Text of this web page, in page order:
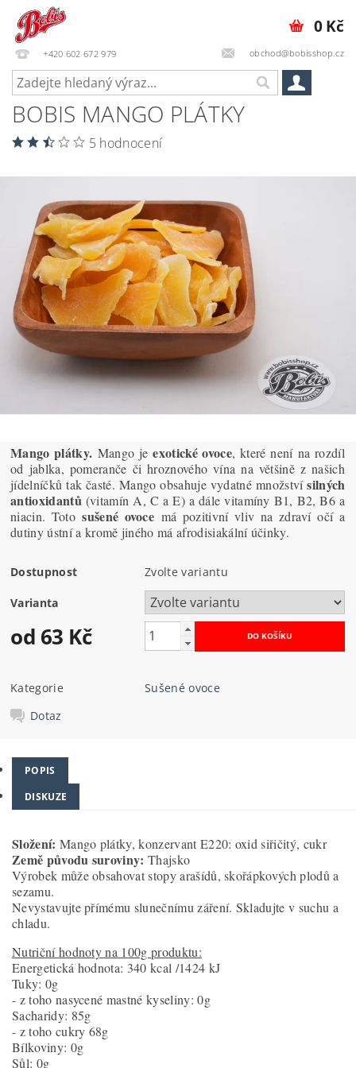
+420 602 672 979 obchod@bobisshop.cz
0 Kč
BOBIS MANGO PLÁTKY
5 hodnocení
Mango plátky. Mango jeexotické ovoce, které není na rozdíl
od jablka, pomeranče či hroznového vína na většině z našich
jídelníčků tak časté. Mango obsahuje vydatné množstvísilných
antioxidantů (vitamín A, C a E) a dále vitamíny B1, B2, B6 a
niacin. Totosušené ovoce má pozitivní vliv na zdraví očí a
dutiny ústní a kromě jiného má afrodisiakální účinky.
Dostupnost Zvolte variantu
Varianta
od 63 Kč
Kategorie
Sušené ovoce
Dotaz
POPIS
DISKUZE
Složení: Mango plátky, konzervant E220: oxid siřičitý, cukr
Země původu suroviny: Thajsko
Výrobek může obsahovat stopy arašídů, skořápkových plodů a
sezamu.
Nevystavujte přímému slunečnímu záření. Skladujte v suchu a
chladu.
Nutriční hodnoty na 100g produktu:
Energetická hodnota: 340 kcal /1424 kJ
Tuky: 0g
- z toho nasycené mastné kyseliny: 0g
Sacharidy: 85g
- z toho cukry 68g
Bílkoviny: 0g
Sůl: 0g